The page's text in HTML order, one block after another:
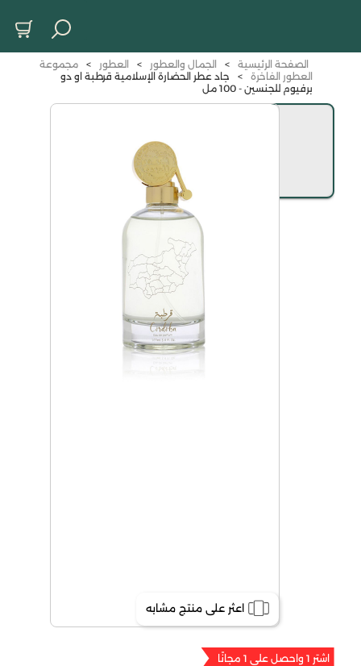
الصفحة الرئيسية > الجمال والعطور > العطور >
مجموعة
العطور الفاخرة
>
جاد عطر الحضارة الإسلامية قرطبة او دو
برفيوم للجنسين - 100 مل
اعثر على منتج مشابه
اشترِ 1 واحصل على 1 مجانًا